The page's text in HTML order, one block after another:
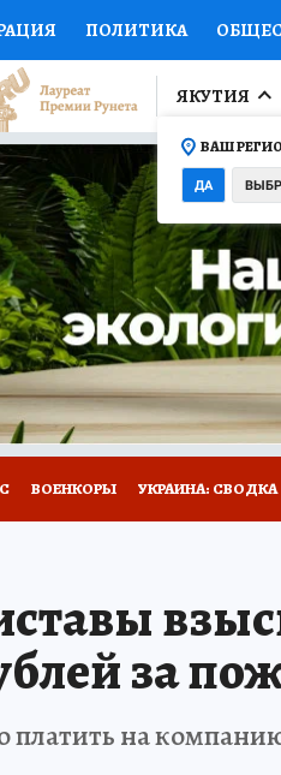
ПОЛИТИКА
СПОРТ КОЛУМНИСТЫ
ФИНАНСЫ
НА СПОРТ ПРОМОКОДЫ
ТЕЛЕВИЗОР
НОВОЕ НА САЙТЕ
ЯКУТИЯ
ВАШ
ДА
ВОЕНКОРЫ УКРАИНА: СВОДКА
за
платить на